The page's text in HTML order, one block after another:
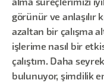
alma süreçlerimizi
görünür ve anlaşılır
azaltan bir çalışma
işlerime nasıl bir
çalıştım. Daha
bulunuyor, şimdilik